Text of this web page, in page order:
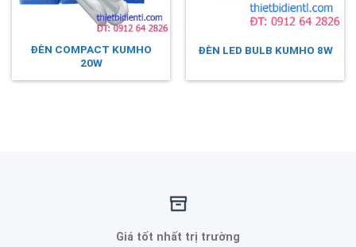
ĐÈN COMPACT KUMHO
20W
ĐÈN LED BULB KUMHO 8W
Giá tốt nhất trị trường